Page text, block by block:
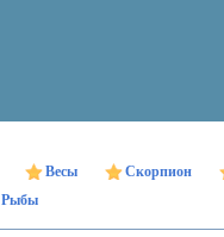
Весы Скорпион
Рыбы